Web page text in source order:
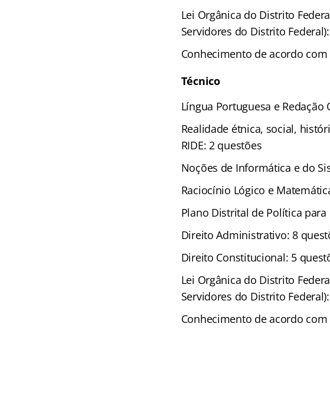
Lei Orgânica do Distrito
Servidores do Distrito
Conhecimento de acordo
Técnico
Língua Portuguesa e Redação
Realidade étnica, social,
RIDE: 2 questões
Noções de Informática e do
Raciocínio Lógico e
Plano Distrital de Política
Direito Administrativo: 8
Direito Constitucional: 5
Lei Orgânica do Distrito
Servidores do Distrito
Conhecimento de acordo